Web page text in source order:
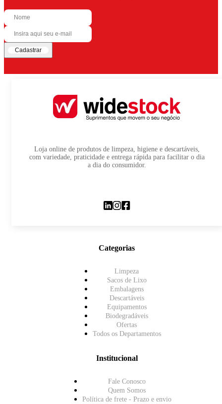
Cadastrar
Loja online de produtos de limpeza, higiene e descartáveis,
com variedade, praticidade e entrega rápida para facilitar o dia
a dia do consumidor.
Categorias
Limpeza
Sacos de Lixo
Embalagens
Descartáveis
Equipamentos
Biodegradáveis
Ofertas
Todos os Departamentos
Institucional
Fale Conosco
Quem Somos
Política de frete - Prazo e envio